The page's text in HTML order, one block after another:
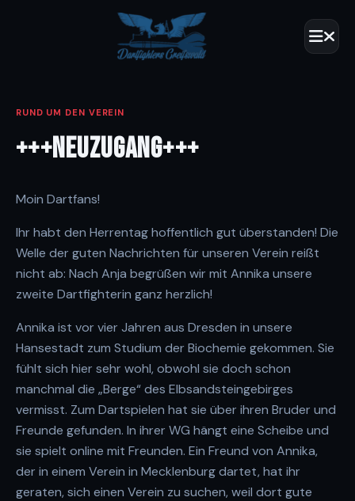
RUND UM DEN VEREIN
+++NEUZUGANG+++
Moin Dartfans!
Ihr habt den Herrentag hoffentlich gut überstanden! Die
Welle der guten Nachrichten für unseren Verein reißt
nicht ab: Nach Anja begrüßen wir mit Annika unsere
zweite Dartfighterin ganz herzlich!
Annika ist vor vier Jahren aus Dresden in unsere
Hansestadt zum Studium der Biochemie gekommen. Sie
fühlt sich hier sehr wohl, obwohl sie doch schon
manchmal die „Berge“ des Elbsandsteingebirges
vermisst. Zum Dartspielen hat sie über ihren Bruder und
Freunde gefunden. In ihrer WG hängt eine Scheibe und
sie spielt online mit Freunden. Ein Freund von Annika,
der in einem Verein in Mecklenburg dartet, hat ihr
geraten, sich einen Verein zu suchen, weil dort gute